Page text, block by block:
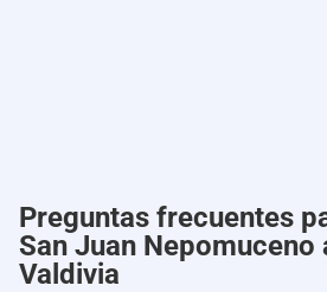
Preguntas frecuentes
San Juan Nepomuceno
Valdivia